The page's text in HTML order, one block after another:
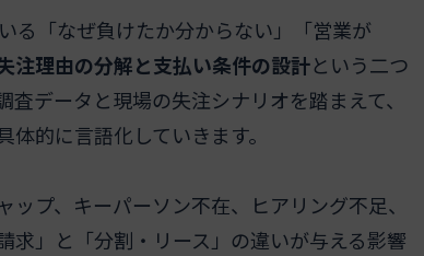
る「なぜ負けたか分からない」「営業が
注理由の分解と支払い条件の設計という二つ
データと現場の失注シナリオを踏まえて、
的に言語化していきます。
プ、キーパーソン不在、ヒアリング不足、
」と「分割・リース」の違いが与える影響